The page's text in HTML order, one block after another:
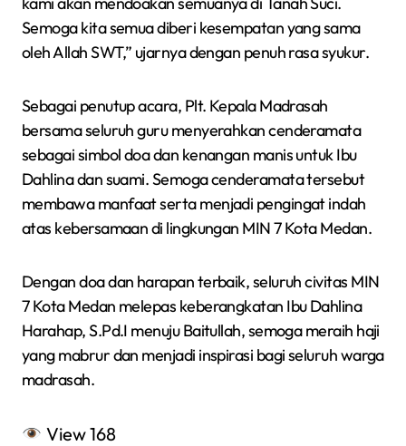
Semoga kita semua diberi kesempatan yang sama
oleh Allah SWT,” ujarnya dengan penuh rasa syukur.
Sebagai penutup acara, Plt. Kepala Madrasah
bersama seluruh guru menyerahkan cenderamata
sebagai simbol doa dan kenangan manis untuk Ibu
Dahlina dan suami. Semoga cenderamata tersebut
membawa manfaat serta menjadi pengingat indah
atas kebersamaan di lingkungan MIN 7 Kota Medan.
Dengan doa dan harapan terbaik, seluruh civitas MIN
7 Kota Medan melepas keberangkatan Ibu Dahlina
Harahap, S.Pd.I menuju Baitullah, semoga meraih haji
yang mabrur dan menjadi inspirasi bagi seluruh warga
madrasah.
View168